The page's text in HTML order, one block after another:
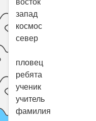
восток
запад
космос
север
пловец
ребята
ученик
учитель
фамилия